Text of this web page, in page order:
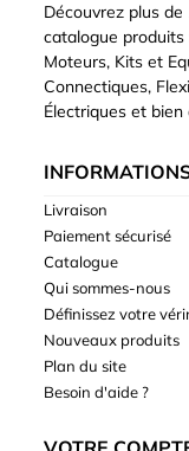
Découvrez plus
catalogue produits
Moteurs, Kits et
Connectiques,
Électriques et bien
Livraison
Paiement sécurisé
Catalogue
Qui sommes-nous
Définissez votre
Nouveaux produits
Plan du site
Besoin d'aide ?